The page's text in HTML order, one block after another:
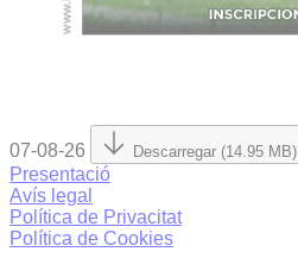
07-08-26 Descarregar (14.95 MB)
Presentació
Avís legal
Política de Privacitat
Política de Cookies